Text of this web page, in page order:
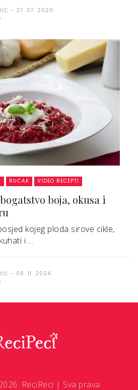
27. 07. 2020.
RUČAK VIDEO RECEPTI
boja, okusa i
kojeg ploda sirove cikle,
i ...
06. 11. 2024.
ReciReci | Sva prava